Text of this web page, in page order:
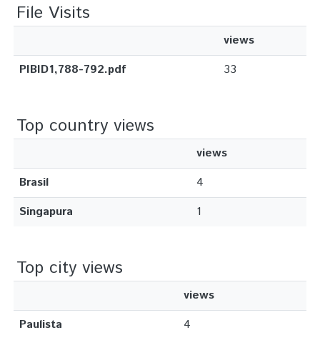
File Visits
views
PIBID1,788-792.pdf
33
Top country views
views
Brasil
4
Singapura
1
Top city views
views
Paulista
4